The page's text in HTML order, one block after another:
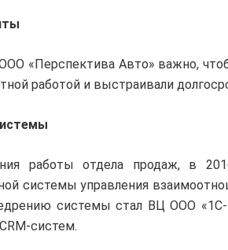
«Перспектива Авто» важно,
работой и выстраивали
работы отдела продаж, в
системы управления
системы стал ВЦ ООО
систем.